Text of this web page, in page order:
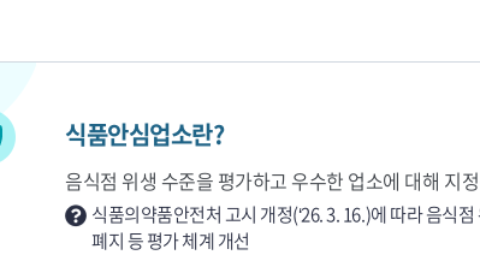
식품안심업소란?
음식점 위생 수준을 평가하고 우수한 업소에 대해 지
식품의약품안전처 고시 개정(‘26. 3. 16.)에 따라 음식
폐지 등 평가 체계 개선